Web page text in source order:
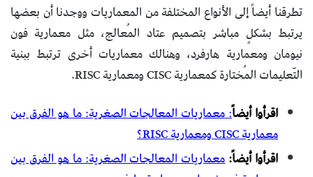
تطرقنا أيضاً إلى الأنواع المختلفة من المعماريات ووجدنا أن بعضها
يرتبط بشكلٍ مباشر بتصميم عتاد المُعالج، مثل معمارية فون
نيومان ومعمارية هارفرد، وهنالك معماريات أخرى ترتبط ببنية
التّعليمات المُختارة كمعمارية CISC ومعمارية RISC.
اقرأوا أيضاً:معماريات المعالجات الصغرية: ما هو الفرق بين
معمارية CISC ومعمارية RISC؟
اقرأوا أيضاً:معماريات المعالجات الصغرية: ما هو الفرق بين